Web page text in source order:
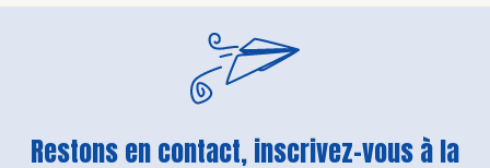
Restons en contact, inscrivez-vous à la